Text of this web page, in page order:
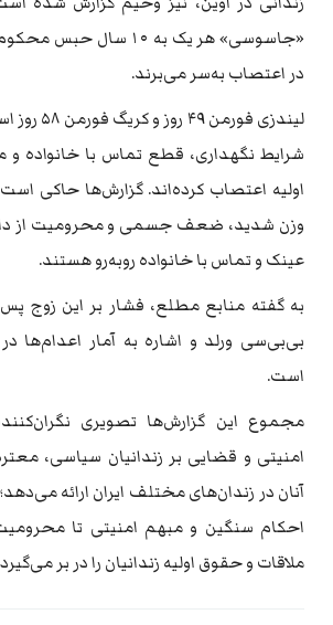
«جاسوسی» هر یک به ۱۰
در اعتصاب به‌سر می‌برند.
لیندزی
شرایط نگهداری، قطع تماس با خانواده
اولیه اعتصاب کرده‌اند. گزارش‌ها حاکی
وزن شدید، ضعف جسمی و محرومیت از
عینک و تماس با خانواده روبه‌رو هستند.
به گفته منابع مطلع، فشار بر این زوج پس
بی‌بی‌سی ورلد و اشاره به آمار اعدام‌ها
است.
مجموع این گزارش‌ها تصویری
امنیتی و قضایی بر زندانیان سیاسی،
آنان در زندان‌های مختلف ایران ارائه
احکام سنگین و مبهم امنیتی تا
ملاقات و حقوق اولیه زندانیان را در بر